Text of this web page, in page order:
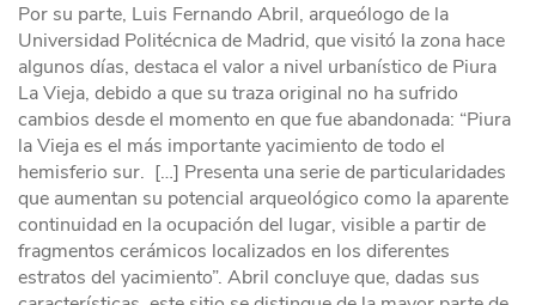
Por su parte, Luis Fernando Abril, arqueólogo de la
Universidad Politécnica de Madrid, que visitó la zona hace
algunos días, destaca el valor a nivel urbanístico de Piura
La Vieja, debido a que su traza original no ha sufrido
cambios desde el momento en que fue abandonada: “Piura
la Vieja es el más importante yacimiento de todo el
hemisferio sur. […] Presenta una serie de particularidades
que aumentan su potencial arqueológico como la aparente
continuidad en la ocupación del lugar, visible a partir de
fragmentos cerámicos localizados en los diferentes
estratos del yacimiento”. Abril concluye que, dadas sus